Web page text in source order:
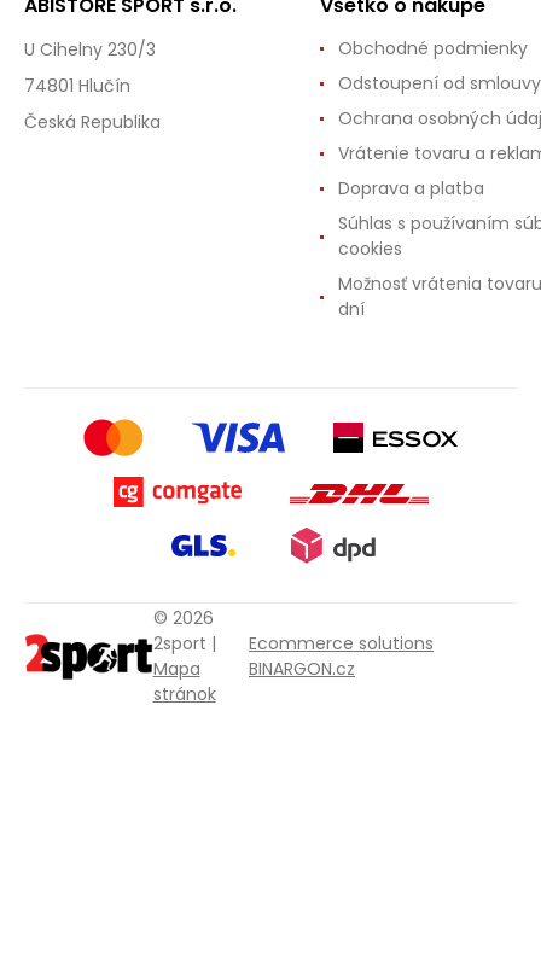
U Cihelny 230/3
74801 Hlučín
Česká Republika
Obchodné podmienky
Odstoupení od smlouvy
Ochrana osobných
Vrátenie tovaru a
Doprava a platba
Súhlas s používaním
cookies
Možnosť vrátenia
dní
© 2026
2sport |
Mapa
stránok
Ecommerce solutions
BINARGON.cz